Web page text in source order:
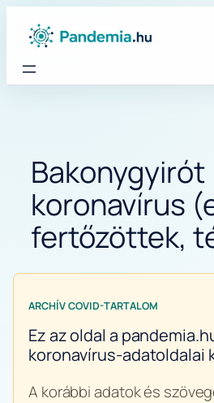
Bakonygyirót
koronavírus
fertőzöttek,
ARCHÍV COVID-TARTALOM
Ez az oldal a
koronavírus-adatoldalai
A korábbi adatok és